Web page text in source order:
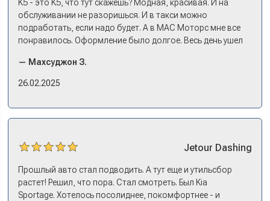
выбрали, оформили все, кредит, договор, страховку. На
все про все несколько дней: зайти узнать, приехать
оформляться, забрать машину на выдаче.
K5 - это K5, что тут скажешь? Модная, красивая. И на
обслуживании не разоришься. И в такси можно
подработать, если надо будет. А в МАС Моторс мне все
понравилось. Оформление было долгое. Весь день ушел
в документах порядок. И кредит дали без проблем. И
еще ОСАГО и КАСКО оформили. Зато на выдаче такие
— Махсуджон З.
26.02.2025
Jetour Dashing
Прошлый авто стал подводить. А тут еще и утильсбор
растет! Решил, что пора. Стал смотреть. Был Kia
Sportage. Хотелось посолиднее, покомфортнее - и